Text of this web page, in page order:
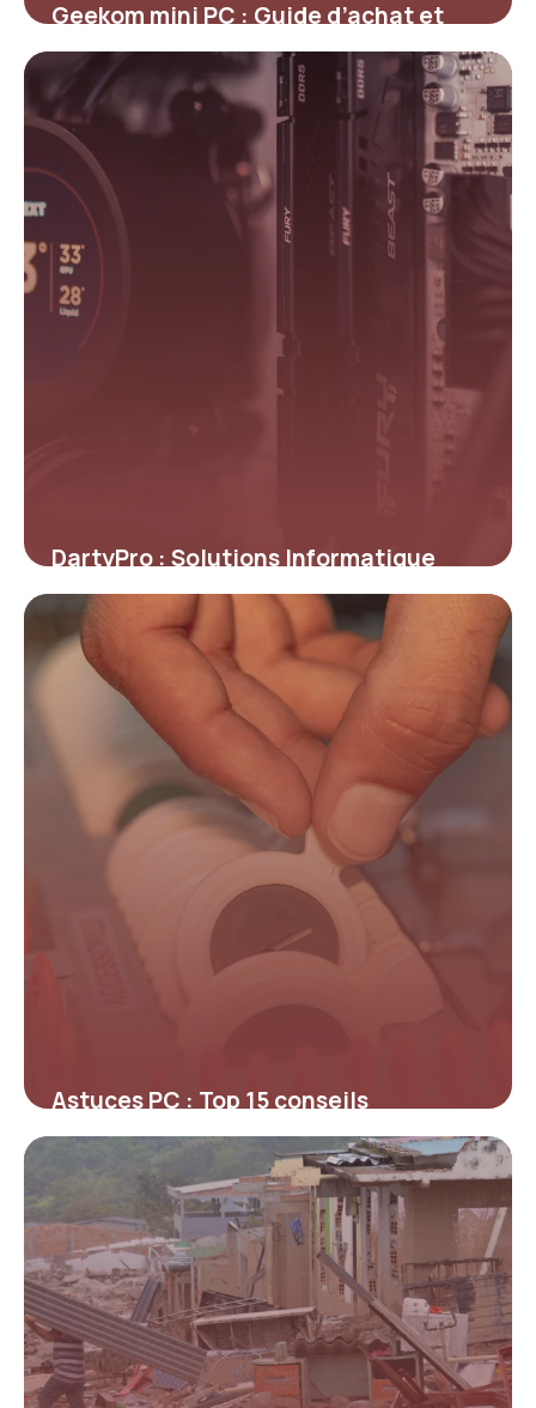
Geekom mini PC : Guide d’achat et
comparatif
23 mai 2026
DartyPro : Solutions Informatique
Entreprise 2026
21 mai 2026
Astuces PC : Top 15 conseils
optimisation
14 mai 2026